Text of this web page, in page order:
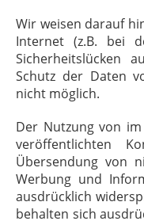
Wir weisen darauf
Internet (z.B. bei
Sicherheitslücken
Schutz der Daten
nicht möglich.
Der Nutzung von
veröffentlichten
Übersendung von
Werbung und
ausdrücklich
behalten sich